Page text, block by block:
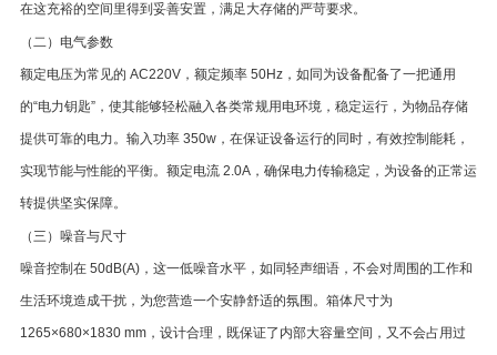
在这充裕的空间里得到妥善安置，满足大存储的严苛要求。
（二）电气参数
额定电压为常见的 AC220V，额定频率 50Hz，如同为设备配备了一把通用
的“电力钥匙”，使其能够轻松融入各类常规用电环境，稳定运行，为物品存储
提供可靠的电力。输入功率 350w，在保证设备运行的同时，有效控制能耗，
实现节能与性能的平衡。额定电流 2.0A，确保电力传输稳定，为设备的正常运
转提供坚实保障。
（三）噪音与尺寸
噪音控制在 50dB(A)，这一低噪音水平，如同轻声细语，不会对周围的工作和
生活环境造成干扰，为您营造一个安静舒适的氛围。箱体尺寸为
1265×680×1830 mm，设计合理，既保证了内部大容量空间，又不会占用过